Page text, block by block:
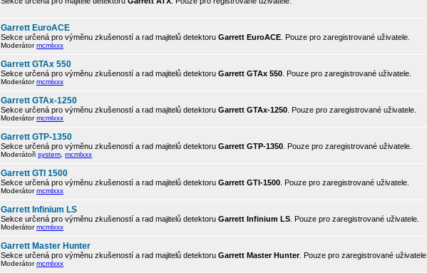
Garrett EuroACE
Sekce určená pro výměnu zkušeností a rad majitelů detektoru Garrett EuroACE . Pouze pro zaregistrované uživatele.
Moderátormcmlxxx
Garrett GTAx 550
Sekce určená pro výměnu zkušeností a rad majitelů detektoru Garrett GTAx 550 . Pouze pro zaregistrované uživatele.
Moderátormcmlxxx
Garrett GTAx-1250
Sekce určená pro výměnu zkušeností a rad majitelů detektoru Garrett GTAx-1250 . Pouze pro zaregistrované uživatele.
Moderátormcmlxxx
Garrett GTP-1350
Sekce určená pro výměnu zkušeností a rad majitelů detektoru Garrett GTP-1350 . Pouze pro zaregistrované uživatele.
Moderátoři system mcmlxxx
Garrett GTI 1500
Sekce určená pro výměnu zkušeností a rad majitelů detektoru Garrett GTI-1500 . Pouze pro zaregistrované uživatele.
Moderátormcmlxxx
Garrett Infinium LS
Sekce určená pro výměnu zkušeností a rad majitelů detektoru Garrett Infinium LS . Pouze pro zaregistrované uživatele.
Moderátormcmlxxx
Garrett Master Hunter
Sekce určená pro výměnu zkušeností a rad majitelů detektoru Garrett Master Hunter. Pouze pro zaregistrované uživatele.
Moderátormcmlxxx